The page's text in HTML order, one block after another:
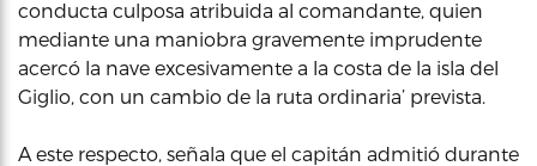
conducta culposa atribuida al comandante, quien
mediante una maniobra gravemente imprudente
acercó la nave excesivamente a la costa de la isla del
Giglio, con un cambio de la ruta ordinaria’ prevista.
A este respecto, señala que el capitán admitió durante